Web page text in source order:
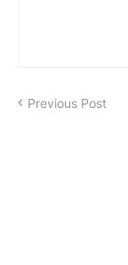
Previous Post